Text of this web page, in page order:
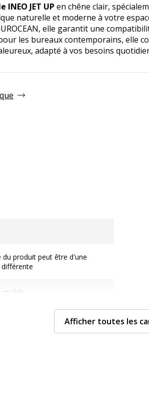
JET UP en chêne clair,
naturelle et moderne à votre
elle garantit une
les bureaux contemporains,
adapté à vos besoins
du produit peut être d'une
mobile
Afficher toutes les